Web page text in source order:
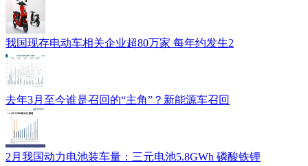
我国现存电动车相关企业超80万家 每年约发生2
去年3月至今谁是召回的“主角”？新能源车召回
2月我国动力电池装车量：三元电池5.8GWh 磷酸铁锂